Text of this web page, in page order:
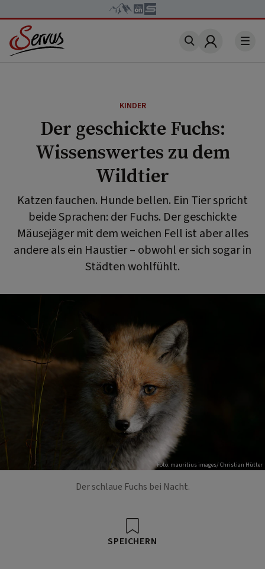
Account
KINDER
Der geschickte Fuchs:
Wissenswertes zu dem
Wildtier
Katzen fauchen. Hunde bellen. Ein Tier spricht
beide Sprachen: der Fuchs. Der geschickte
Mäusejäger mit dem weichen Fell ist aber alles
andere als ein Haustier – obwohl er sich sogar in
Städten wohlfühlt.
Foto: mauritius images/ Christian Hütter
Der schlaue Fuchs bei Nacht.
SPEICHERN